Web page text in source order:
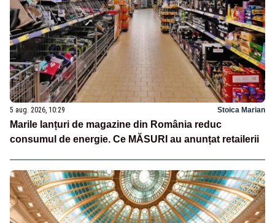
5 aug. 2026, 10:29 Stoica Marian
Marile lanțuri de magazine din România reduc
consumul de energie. Ce MĂSURI au anunțat retailerii